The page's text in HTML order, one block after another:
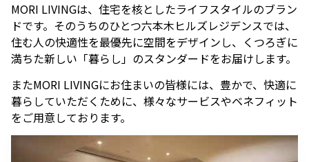
Fate/Grand Order展 -星見
の回廊-
2026年7月17日（金）～9
作品のはじまりから、
2025年末に配信されたメ
章」までの旅路を、美麗な
TVアニメ『薬屋のひとりご
と』×東京シティビュー 舞
が織りなす幻想の世界 ―
2026年8月1日（土）～10
月26日（月）
本イベントのテーマは「夜
ティビュー」を舞台に、猫
HILLS LIFE DAILY
モアナと伝説の海
2026年7月31日（金） 公開
スパイダーマン：ブランド・
ニュー・デイ
Soirée Blanche ～ソワレ ブランシュ～
2026年7月4日（土）～9月12日（土）
グランド ハイアット 東京
公式サイト
公式サイト
イベントスペース、広告エリアをお探しの方
Hills Media & Space
ご利用施設から駐車場を
探す
料金・各種割引
駐車場サービス
よくあるご質問
Wi-Fiエリア
コインロッカー
外貨両替・郵便サービス
チケ得
MORI LIVINGは、住宅を核としたライフスタイルのブラン
ドです。そのうちのひとつ六本木ヒルズレジデンスでは、
住む人の快適性を最優先に空間をデザインし、くつろぎに
満ちた新しい「暮らし」のスタンダードをお届けします。
またMORI LIVINGにお住まいの皆様には、豊かで、快適に
暮らしていただくために、様々なサービスやベネフィット
をご用意しております。